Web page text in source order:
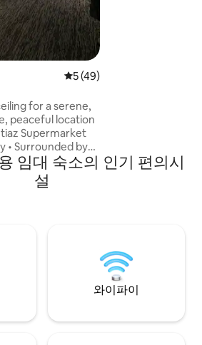
평점 5점(5점 만점), 후기 49
5 (49)
for a serene,
Supermarket
• Surrounded by
Johnny &
more • Cozy,
couples, families
임대 숙소의 인기 편의시
설
와이파이